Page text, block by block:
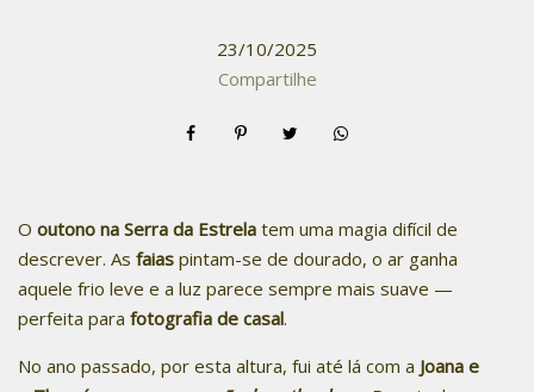
23/10/2025
Compartilhe
O outono na Serra da Estrela tem uma magia difícil de
descrever. As faias pintam-se de dourado, o ar ganha
aquele frio leve e a luz parece sempre mais suave —
perfeita para fotografia de casal.
No ano passado, por esta altura, fui até lá com a Joana e